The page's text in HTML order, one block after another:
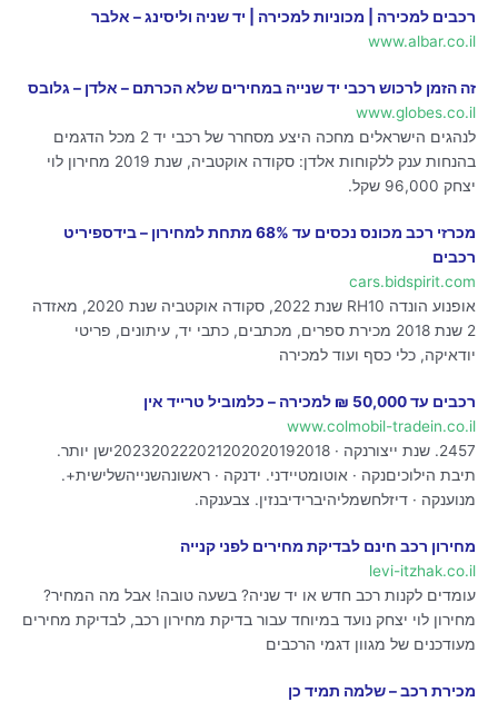
רכבים למכירה | מכוניות למכירה | יד שניה וליסינג – אלבר
www.albar.co.il
זה הזמן לרכוש רכבי יד שנייה במחירים שלא הכרתם – אלדן – גלובס
www.globes.co.il
לנהגים הישראלים מחכה היצע מסחרר של רכבי יד 2 מכל הדגמים
בהנחות ענק ללקוחות אלדן: סקודה אוקטביה, שנת 2019 מחירון לוי
יצחק 96,000 שקל.
מכרזי רכב מכונס נכסים עד 68% מתחת למחירון – בידספיריט
רכבים
cars.bidspirit.com
אופנוע הונדה RH10 שנת 2022, סקודה אוקטביה שנת 2020, מאזדה
2 שנת 2018 מכירת ספרים, מכתבים, כתבי יד, עיתונים, פריטי
יודאיקה, כלי כסף ועוד למכירה
רכבים עד 50,000 ₪ למכירה – כלמוביל טרייד אין
www.colmobil-tradein.co.il
2457. שנת ייצורנקה · 202320222021202020192018ישן יותר.
תיבת הילוכיםנקה · אוטומטיידני. ידנקה · ראשונהשנייהשלישית+.
מנוענקה · דיזלחשמליהיברידיבנזין. צבענקה.
מחירון רכב חינם לבדיקת מחירים לפני קנייה
levi-itzhak.co.il
עומדים לקנות רכב חדש או יד שניה? בשעה טובה! אבל מה המחיר?
מחירון לוי יצחק נועד במיוחד עבור בדיקת מחירון רכב, לבדיקת מחירים
מעודכנים של מגוון דגמי הרכבים
מכירת רכב – שלמה תמיד כן